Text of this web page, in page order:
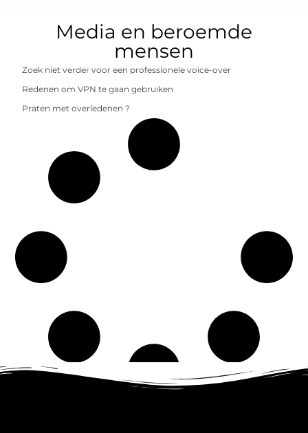
Media en beroemde
mensen
Zoek niet verder voor een professionele voice-over
Redenen om VPN te gaan gebruiken
Praten met overledenen ?